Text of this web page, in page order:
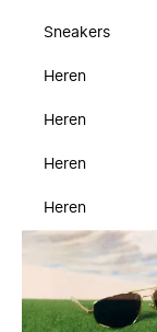
Sneakers
Heren
Heren
Heren
Heren